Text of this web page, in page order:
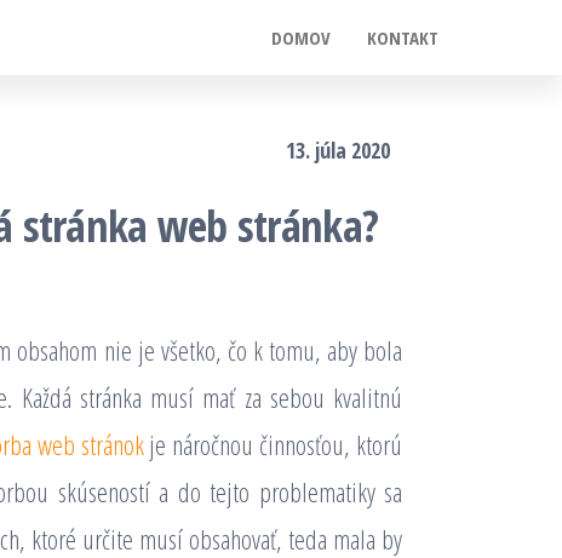
DOMOV KONTAKT
13. júla 2020
stránka web stránka?
obsahom nie je všetko, čo k tomu, aby bola
Každá stránka musí mať za sebou kvalitnú
web stránokje náročnou činnosťou, ktorú
skúseností a do tejto problematiky sa
ktoré určite musí obsahovať, teda mala by